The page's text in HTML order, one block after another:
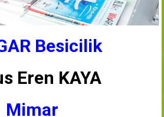
Besicilik
Eren KAYA
Mimar